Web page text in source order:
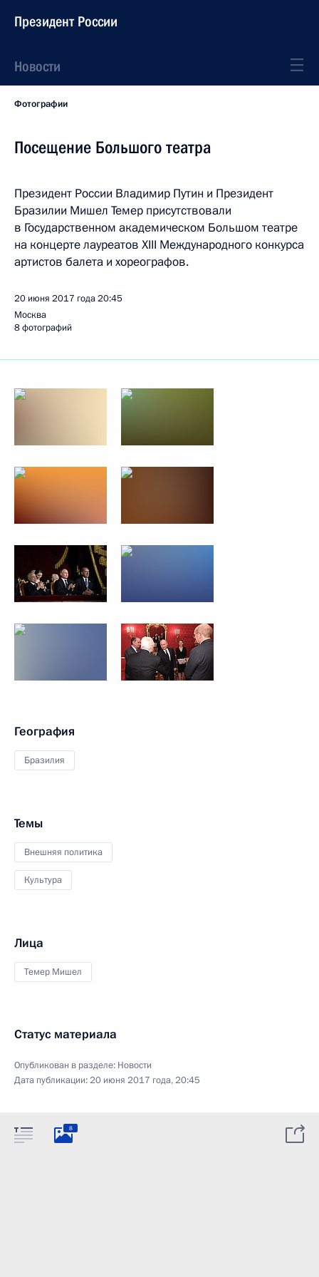
Президент России
Новости
Фотографии
Посещение Большого театра
Президент России Владимир Путин и Президент
Бразилии Мишел Темер присутствовали
в Государственном академическом Большом театре
на концерте лауреатов XIII Международного конкурса
артистов балета и хореографов.
20 июня 2017 года20:45
Москва
8 фотографий
География
Бразилия
Темы
Внешняя политика
Культура
Лица
Темер Мишел
Статус материала
Опубликован в разделе: Новости
Дата публикации:20 июня 2017 года, 20:45
8